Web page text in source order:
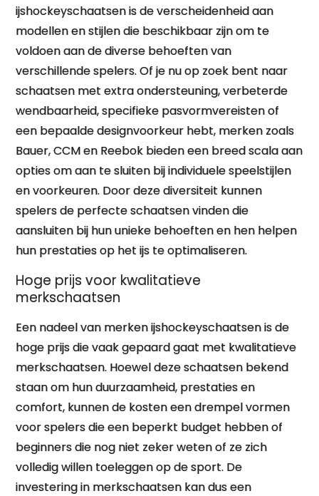
ijshockeyschaatsen is de verscheidenheid aan
modellen en stijlen die beschikbaar zijn om te
voldoen aan de diverse behoeften van
verschillende spelers. Of je nu op zoek bent naar
schaatsen met extra ondersteuning, verbeterde
wendbaarheid, specifieke pasvormvereisten of
een bepaalde designvoorkeur hebt, merken zoals
Bauer, CCM en Reebok bieden een breed scala aan
opties om aan te sluiten bij individuele speelstijlen
en voorkeuren. Door deze diversiteit kunnen
spelers de perfecte schaatsen vinden die
aansluiten bij hun unieke behoeften en hen helpen
hun prestaties op het ijs te optimaliseren.
Hoge prijs voor kwalitatieve
merkschaatsen
Een nadeel van merken ijshockeyschaatsen is de
hoge prijs die vaak gepaard gaat met kwalitatieve
merkschaatsen. Hoewel deze schaatsen bekend
staan om hun duurzaamheid, prestaties en
comfort, kunnen de kosten een drempel vormen
voor spelers die een beperkt budget hebben of
beginners die nog niet zeker weten of ze zich
volledig willen toeleggen op de sport. De
investering in merkschaatsen kan dus een